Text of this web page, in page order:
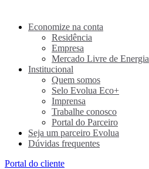
Economize na conta
Residência
Empresa
Mercado Livre de Energia
Institucional
Quem somos
Selo Evolua Eco+
Imprensa
Trabalhe conosco
Portal do Parceiro
Seja um parceiro Evolua
Dúvidas frequentes
Portal do cliente